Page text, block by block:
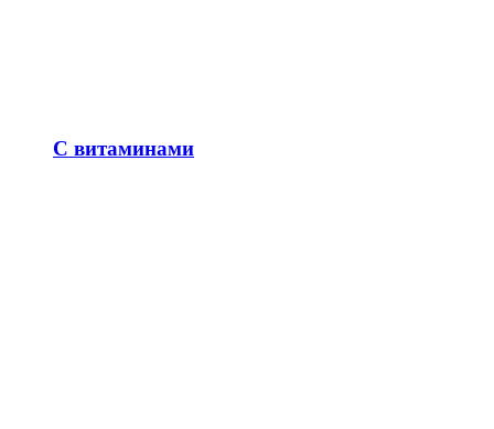
С витаминами